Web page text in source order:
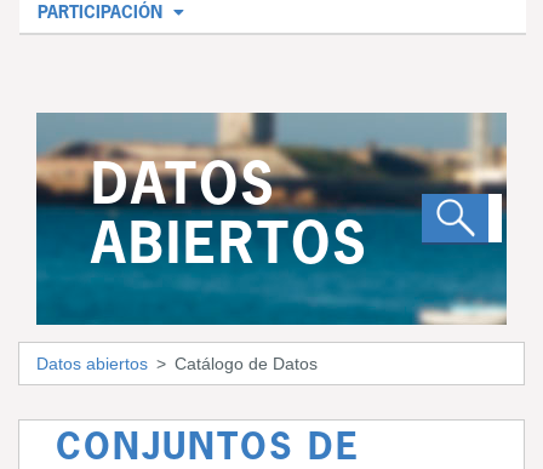
PARTICIPACIÓN
DATOS
ABIERTOS
Datos abiertos Catálogo de Datos
CONJUNTOS DE